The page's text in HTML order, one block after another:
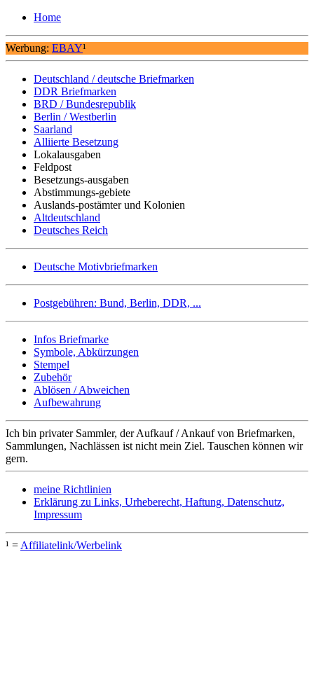
Home
Werbung: EBAY¹
Deutschland / deutsche Briefmarken
DDR Briefmarken
BRD / Bundesrepublik
Berlin / Westberlin
Saarland
Alliierte Besetzung
Lokalausgaben
Feldpost
Besetzungs-ausgaben
Abstimmungs-gebiete
Auslands-postämter und Kolonien
Altdeutschland
Deutsches Reich
Deutsche Motivbriefmarken
Postgebühren: Bund, Berlin, DDR, ...
Infos Briefmarke
Symbole, Abkürzungen
Stempel
Zubehör
Ablösen / Abweichen
Aufbewahrung
Ich bin privater Sammler, der Aufkauf / Ankauf von Briefmarken,
Sammlungen, Nachlässen ist nicht mein Ziel. Tauschen können wir
gern.
meine Richtlinien
Erklärung zu Links, Urheberecht, Haftung, Datenschutz,
Impressum
¹ = Affiliatelink/Werbelink